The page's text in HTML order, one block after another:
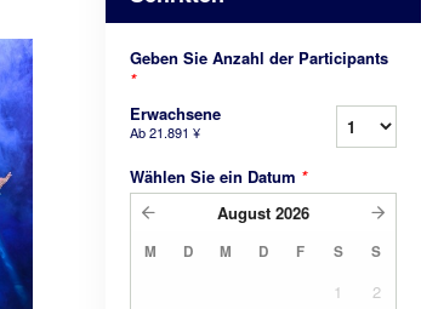
Geben Sie Anzahl der Participants
*
Erwachsene
Ab21.891 ¥
Wählen Sie ein Datum *
August 2026
M D M D F S S
1
2